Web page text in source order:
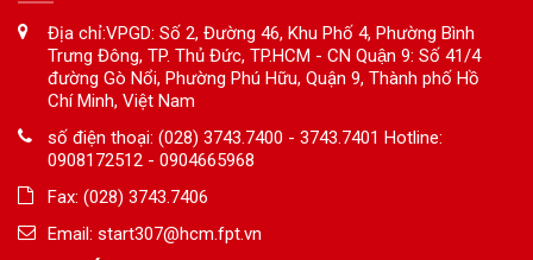
Địa chỉ:VPGD: Số 2, Đường 46, Khu Phố 4, Phường Bình
Trưng Đông, TP. Thủ Đức, TP.HCM - CN Quận 9: Số 41/4
đường Gò Nổi, Phường Phú Hữu, Quận 9, Thành phố Hồ
Chí Minh, Việt Nam
số điện thoại: (028) 3743.7400 - 3743.7401 Hotline:
0908172512 - 0904665968
Fax: (028) 3743.7406
Email: start307@hcm.fpt.vn